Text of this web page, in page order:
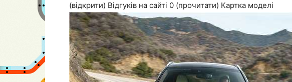
(відкрити) Відгуків на сайті 0 (прочитати) Картка моделі